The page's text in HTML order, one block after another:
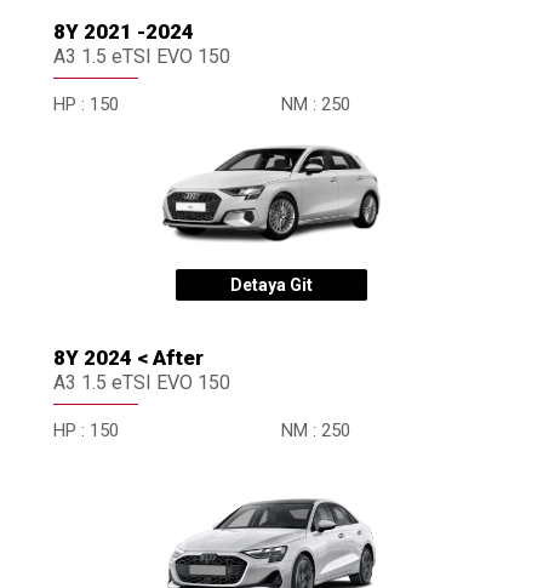
8Y 2021 -2024
A3 1.5 eTSI EVO 150
HP : 150 NM : 250
Detaya Git
8Y 2024 < After
A3 1.5 eTSI EVO 150
HP : 150 NM : 250